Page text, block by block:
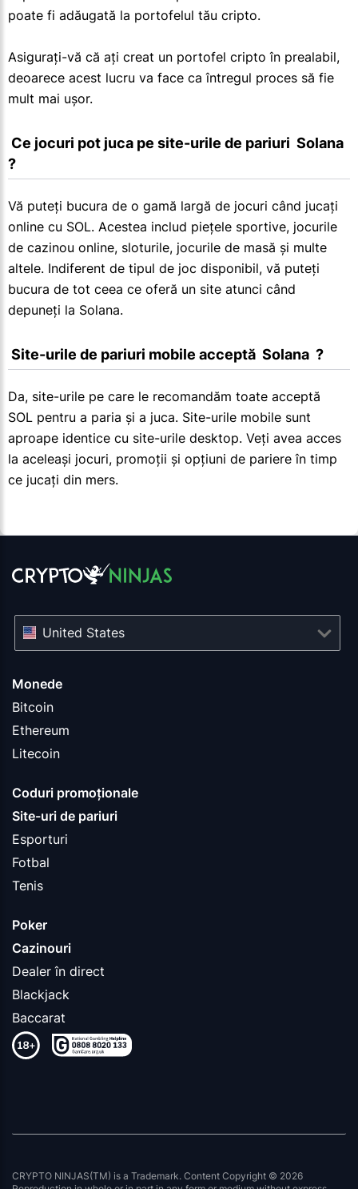
poate fi adăugată la portofelul tău cripto.
Asigurați-vă că ați creat un portofel cripto în prealabil,
deoarece acest lucru va face ca întregul proces să fie
mult mai ușor.
?
Vă puteți bucura de o gamă largă de jocuri când jucați
online cu SOL. Acestea includ piețele sportive, jocurile
de cazinou online, sloturile, jocurile de masă și multe
altele. Indiferent de tipul de joc disponibil, vă puteți
bucura de tot ceea ce oferă un site atunci când
depuneți la Solana.
Site-urile de pariuri mobile acceptă  Solana  ?
Da, site-urile pe care le recomandăm toate acceptă
SOL pentru a paria și a juca. Site-urile mobile sunt
aproape identice cu site-urile desktop. Veți avea acces
la aceleași jocuri, promoții și opțiuni de pariere în timp
ce jucați din mers.
Monede
Bitcoin
Ethereum
Litecoin
Coduri promoționale
Site-uri de pariuri
Esporturi
Fotbal
Tenis
Poker
Cazinouri
Dealer în direct
Blackjack
Baccarat
United States
CRYPTO NINJAS(TM) is a Trademark. Content Copyright © 2026